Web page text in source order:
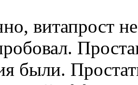
витапрост
были.